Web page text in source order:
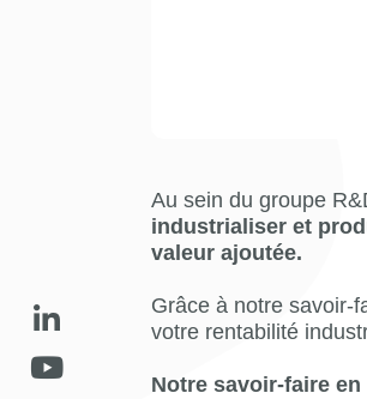
Au sein du groupe
industrialiser et
valeur ajoutée.
Grâce à notre savoir-
votre rentabilité
Notre savoir-faire